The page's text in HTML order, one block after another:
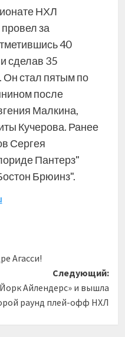
НХЛ
за
40
сделав 35
Он стал пятым по
после
Малкина,
Кучерова. Ранее
Сергея
Пантерз"
Брюинз".
Агасси!
Следующий:
Айлендерс» и вышла
раунд плей-офф НХЛ